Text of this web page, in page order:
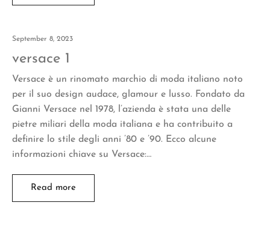
September 8, 2023
versace 1
Versace è un rinomato marchio di moda italiano noto
per il suo design audace, glamour e lusso. Fondato da
Gianni Versace nel 1978, l’azienda è stata una delle
pietre miliari della moda italiana e ha contribuito a
definire lo stile degli anni ’80 e ’90. Ecco alcune
informazioni chiave su Versace:…
Read more